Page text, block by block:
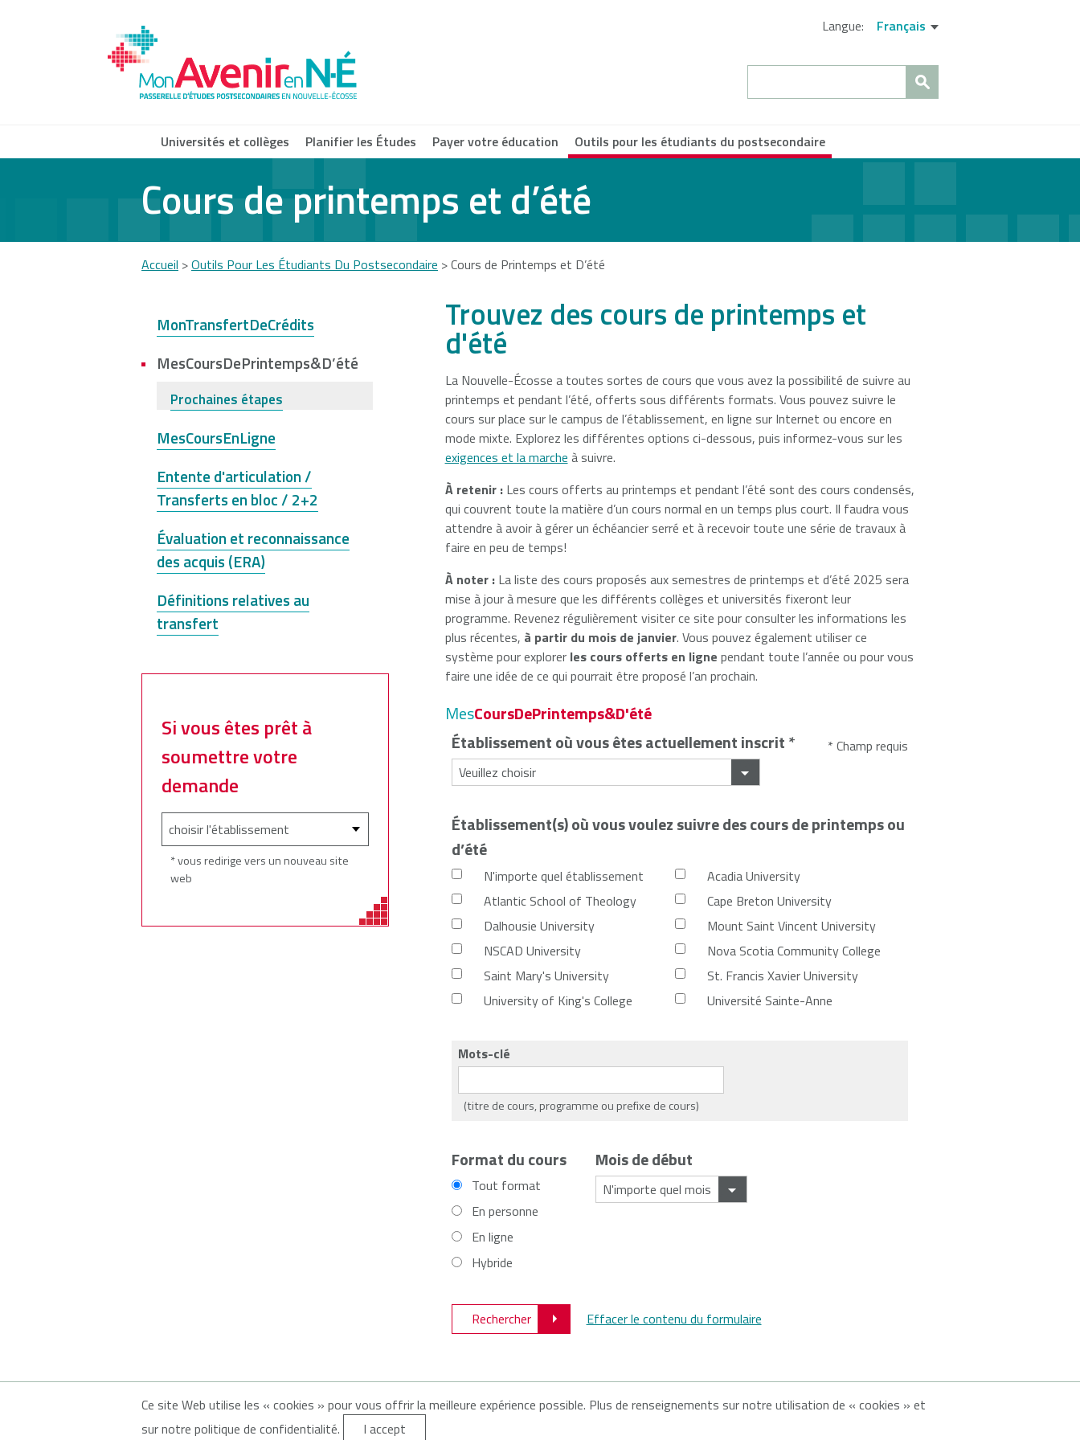
Langue: Français
Search
Universités et collèges Planifier les Études Payer votre éducation Outils pour les étudiants du postsecondaire
Acadia
University
Atlantic
School of
Cape Breton
University
University
NSCAD
University
Saint Mary's
University
Université
Sainte-Anne
University of
King's
Cours de printemps et d’été
are
here
Accueil >Outils Pour Les Étudiants Du Postsecondaire >Cours de Printemps et D’été
Trouvez des cours de printemps et
d'été
La Nouvelle-Écosse a toutes sortes de cours que vous avez la possibilité de suivre au
printemps et pendant l’été, offerts sous différents formats. Vous pouvez suivre le
cours sur place sur le campus de l’établissement, en ligne sur Internet ou encore en
mode mixte. Explorez les différentes options ci-dessous, puis informez-vous sur les
exigences et la marche à suivre.
À retenir : Les cours offerts au printemps et pendant l’été sont des cours condensés,
qui couvrent toute la matière d’un cours normal en un temps plus court. Il faudra vous
attendre à avoir à gérer un échéancier serré et à recevoir toute une série de travaux à
faire en peu de temps!
À noter : La liste des cours proposés aux semestres de printemps et d’été 2025 sera
mise à jour à mesure que les différents collèges et universités fixeront leur
programme. Revenez régulièrement visiter ce site pour consulter les informations les
plus récentes, à partir du mois de janvier. Vous pouvez également utiliser ce
système pour explorerles cours offerts en ligne pendant toute l’année ou pour vous
faire une idée de ce qui pourrait être proposé l’an prochain.
MesCoursDePrintemps&D'été
* Champ requis
Établissement où vous êtes actuellement inscrit*
Établissement(s) où vous voulez suivre des cours de printemps ou
d’été
N'importe quel établissement
Acadia University
Atlantic School of Theology
Cape Breton University
Dalhousie University
Mount Saint Vincent University
NSCAD University
Nova Scotia Community College
Saint Mary's University
St. Francis Xavier University
University of King's College
Université Sainte-Anne
Mots-clé
(titre de cours, programme ou prefixe de cours)
Format du cours
Tout format
En personne
En ligne
Hybride
Mois de début
Rechercher Effacer le contenu du formulaire
MonTransfertDeCrédits
MesCoursDePrintemps&D’été
Prochaines étapes
MesCoursEnLigne
Entente d'articulation /
Transferts en bloc / 2+2
Évaluation et reconnaissance
des acquis (ERA)
Définitions relatives au
transfert
Si vous êtes prêt à
soumettre votre
demande
* vous redirige vers un nouveau site
web
© 2026 À propos de MonAvenirenN-É À propos de CATNÉ
Ce site Web utilise les « cookies » pour vous offrir la meilleure expérience possible. Plus de renseignements sur notre utilisation de « cookies » et
sur notre politique de confidentialité.
I accept